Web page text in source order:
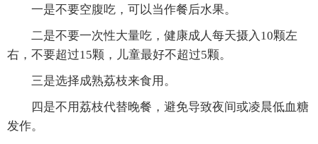
一是不要空腹吃，可以当作餐后水果。
二是不要一次性大量吃，健康成人每天摄入10颗左
右，不要超过15颗，儿童最好不超过5颗。
三是选择成熟荔枝来食用。
四是不用荔枝代替晚餐，避免导致夜间或凌晨低血糖
发作。